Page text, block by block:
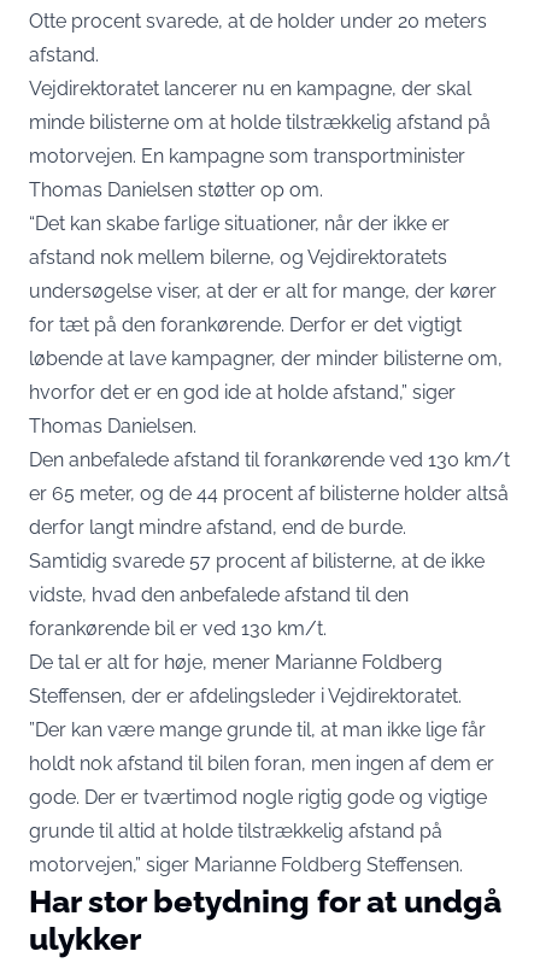
Otte procent svarede, at de holder under 20 meters
afstand.
Vejdirektoratet lancerer nu en kampagne, der skal
minde bilisterne om at holde tilstrækkelig afstand på
motorvejen. En kampagne som transportminister
Thomas Danielsen støtter op om.
“Det kan skabe farlige situationer, når der ikke er
afstand nok mellem bilerne, og Vejdirektoratets
undersøgelse viser, at der er alt for mange, der kører
for tæt på den forankørende. Derfor er det vigtigt
løbende at lave kampagner, der minder bilisterne om,
hvorfor det er en god ide at holde afstand,” siger
Thomas Danielsen.
Den anbefalede afstand til forankørende ved 130 km/t
er 65 meter, og de 44 procent af bilisterne holder altså
derfor langt mindre afstand, end de burde.
Samtidig svarede 57 procent af bilisterne, at de ikke
vidste, hvad den anbefalede afstand til den
forankørende bil er ved 130 km/t.
De tal er alt for høje, mener Marianne Foldberg
Steffensen, der er afdelingsleder i Vejdirektoratet.
”Der kan være mange grunde til, at man ikke lige får
holdt nok afstand til bilen foran, men ingen af dem er
gode. Der er tværtimod nogle rigtig gode og vigtige
grunde til altid at holde tilstrækkelig afstand på
motorvejen,” siger Marianne Foldberg Steffensen.
Har stor betydning for at undgå
ulykker